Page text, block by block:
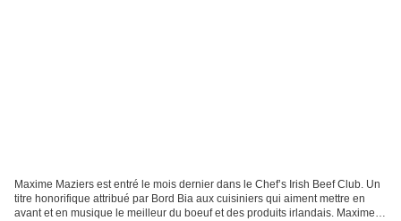
Maxime Maziers est entré le mois dernier dans le Chef’s Irish Beef Club. Un
titre honorifique attribué par Bord Bia aux cuisiniers qui aiment mettre en
avant et en musique le meilleur du boeuf et des produits irlandais. Maxime